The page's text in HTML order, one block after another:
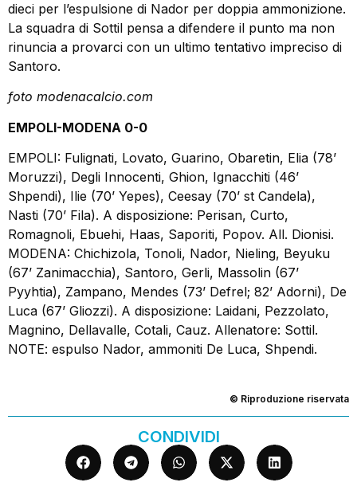
dieci per l’espulsione di Nador per doppia ammonizione.
La squadra di Sottil pensa a difendere il punto ma non
rinuncia a provarci con un ultimo tentativo impreciso di
Santoro.
foto modenacalcio.com
EMPOLI-MODENA 0-0
EMPOLI: Fulignati, Lovato, Guarino, Obaretin, Elia (78’
Moruzzi), Degli Innocenti, Ghion, Ignacchiti (46’
Shpendi), Ilie (70’ Yepes), Ceesay (70’ st Candela),
Nasti (70’ Fila). A disposizione: Perisan, Curto,
Romagnoli, Ebuehi, Haas, Saporiti, Popov. All. Dionisi.
MODENA: Chichizola, Tonoli, Nador, Nieling, Beyuku
(67’ Zanimacchia), Santoro, Gerli, Massolin (67’
Pyyhtia), Zampano, Mendes (73’ Defrel; 82’ Adorni), De
Luca (67’ Gliozzi). A disposizione: Laidani, Pezzolato,
Magnino, Dellavalle, Cotali, Cauz. Allenatore: Sottil.
NOTE: espulso Nador, ammoniti De Luca, Shpendi.
© Riproduzione riservata
CONDIVIDI